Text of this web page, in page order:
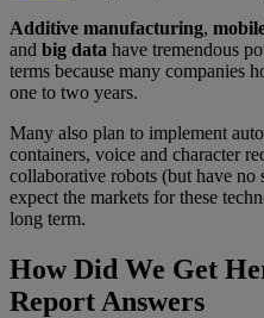
Additive manufacturing,
and big data have tremendous
terms because many companies
one to two years.
Many also plan to implement
containers, voice and character
collaborative robots (but have no
expect the markets for these
long term.
How Did We Get
Report Answers